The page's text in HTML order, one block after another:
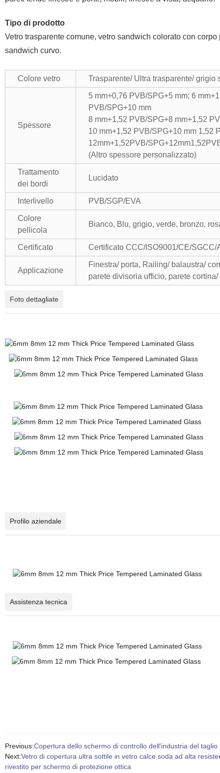
Tipo di prodotto
Vetro trasparente comune, vetro sandwich colorato con
sandwich curvo.
Colore vetro Trasparente/ Ultra trasparente/
Spessore
5 mm+0,76 PVB/SPG+5 mm; 6
PVB/SPG+10 mm
8 mm+1,52 PVB/SPG+8 mm+1,52
10 mm+1,52 PVB/SPG+10 mm 1,52
12mm+1,52PVB/
(Altro spessore personalizzato)
Trattamento
dei bordi
Lucidato
Interlivello PVB/SGP/EVA
Colore
pellicola
Bianco, Blu, grigio, verde, bronzo,
Certificato Certificato CCC/ISO9001/CE/SGCC/
Applicazione
Finestra/ porta, Railing/ balaustra/
parete divisoria ufficio, parete
Foto dettagliate
Profilo aziendale
Assistenza tecnica
Previous:Copertura dello schermo di controllo dell′industria del
Next:Vetro di copertura ultra sottile in vetro calce soda ad alta
rivestito per schermo di protezione ottica